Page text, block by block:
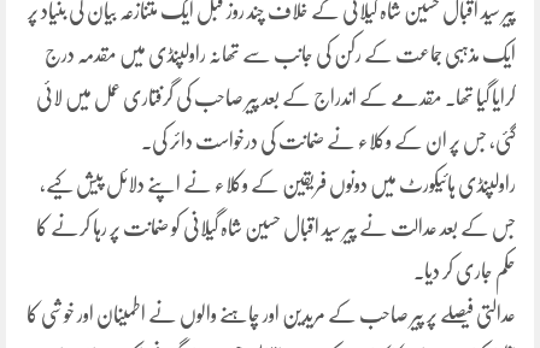
پیر سید اقبال حسین شاہ گیلانی کے خلاف چند روز قبل ایک متنازعہ بیان کی بنیاد پر
ایک مذہبی جماعت کے رکن کی جانب سے تھانہ راولپنڈی میں مقدمہ درج
کرایا گیا تھا۔ مقدمے کے اندراج کے بعد پیر صاحب کی گرفتاری عمل میں لائی
گئی، جس پر ان کے وکلاء نے ضمانت کی درخواست دائر کی۔
راولپنڈی ہائیکورٹ میں دونوں فریقین کے وکلاء نے اپنے دلائل پیش کیے،
جس کے بعد عدالت نے پیر سید اقبال حسین شاہ گیلانی کو ضمانت پر رہا کرنے کا
حکم جاری کر دیا۔
عدالتی فیصلے پر پیر صاحب کے مریدین اور چاہنے والوں نے اطمینان اور خوشی کا